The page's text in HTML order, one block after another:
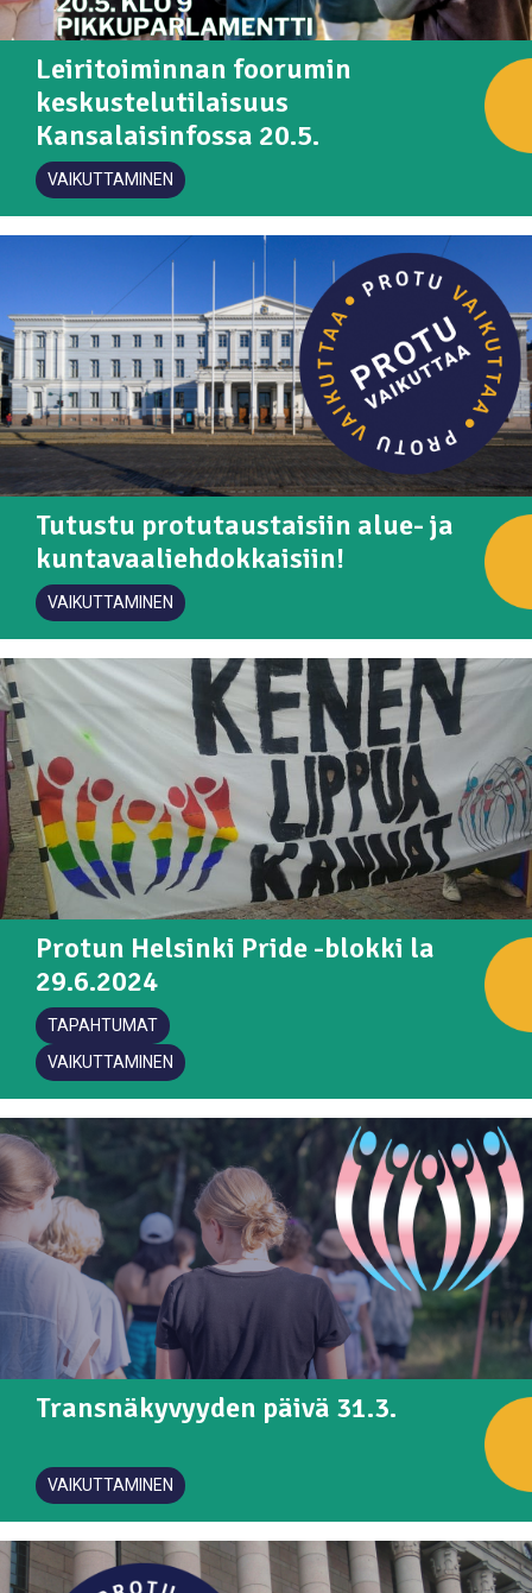
Leiritoiminnan foorumin
keskustelutilaisuus
Kansalaisinfossa 20.5.
VAIKUTTAMINEN
Tutustu protutaustaisiin alue- ja
kuntavaaliehdokkaisiin!
VAIKUTTAMINEN
Protun Helsinki Pride -blokki la
29.6.2024
TAPAHTUMAT
VAIKUTTAMINEN
Transnäkyvyyden päivä 31.3.
VAIKUTTAMINEN